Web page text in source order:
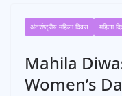
अंतर्राष्ट्रीय महिला दिवस महिला
Mahila
Women’s